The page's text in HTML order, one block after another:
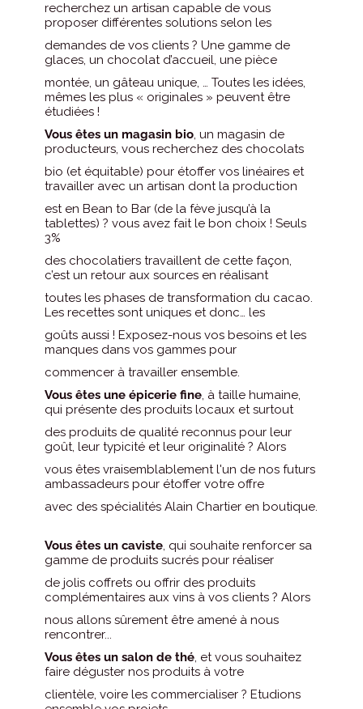
recherchez un artisan capable de vous
proposer différentes solutions selon les
demandes de vos clients ? Une gamme de
glaces, un chocolat d’accueil, une pièce
montée, un gâteau unique, … Toutes les idées,
mêmes les plus « originales » peuvent être
étudiées !
Vous êtes un magasin bio, un magasin de
producteurs, vous recherchez des chocolats
bio (et équitable) pour étoffer vos linéaires et
travailler avec un artisan dont la production
est en Bean to Bar (de la fève jusqu’à la
tablettes) ? vous avez fait le bon choix ! Seuls
3%
des chocolatiers travaillent de cette façon,
c’est un retour aux sources en réalisant
toutes les phases de transformation du cacao.
Les recettes sont uniques et donc… les
goûts aussi ! Exposez-nous vos besoins et les
manques dans vos gammes pour
commencer à travailler ensemble.
Vous êtes une épicerie fine, à taille humaine,
qui présente des produits locaux et surtout
des produits de qualité reconnus pour leur
goût, leur typicité et leur originalité ? Alors
vous êtes vraisemblablement l'un de nos futurs
ambassadeurs pour étoffer votre offre
avec des spécialités Alain Chartier en boutique.
Vous êtes un caviste, qui souhaite renforcer sa
gamme de produits sucrés pour réaliser
de jolis coffrets ou offrir des produits
complémentaires aux vins à vos clients ? Alors
nous allons sûrement être amené à nous
rencontrer...
Vous êtes un salon de thé, et vous souhaitez
faire déguster nos produits à votre
clientèle, voire les commercialiser ? Etudions